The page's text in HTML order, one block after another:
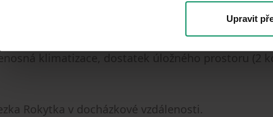
Upravit
jídelní kout, lednice, myčka, mikrovlnná trouba,
klimatizace, dostatek úložného prostoru (2
Rokytka v docházkové vzdálenosti.